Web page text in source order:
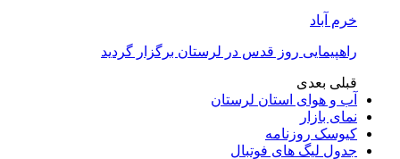
خرم آباد
راهپیمایی روز قدس در لرستان برگزار گردید
قبلی بعدی
آب و هوای استان لرستان
نمای بازار
کیوسک روزنامه
جدول لیگ های فوتبال